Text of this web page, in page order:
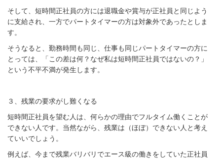
そして、短時間正社員の方には退職金や賞与が正社員と同じよう
に支給され、一方でパートタイマーの方は対象外であったとしま
す。
そうなると、勤務時間も同じ、仕事も同じパートタイマーの方に
とっては、「この差は何？なぜ私は短時間正社員ではないの？」
という不平不満が発生します。
３、残業の要求がし難くなる
短時間正社員を望む人は、何らかの理由でフルタイム働くことが
できない人です。当然ながら、残業は（ほぼ）できない人と考え
ていいでしょう。
例えば、今まで残業バリバリでエース級の働きをしていた正社員